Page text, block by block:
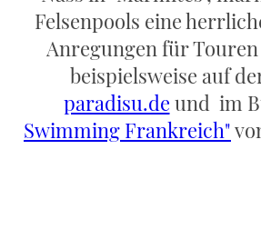
Felsenpools eine
Anregungen für
beispielsweise auf
paradisu.de und im
Swimming Frankreich"